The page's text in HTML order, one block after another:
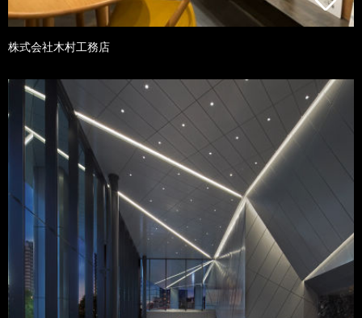
株式会社木村工務店